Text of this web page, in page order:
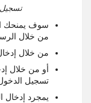
سوف يمنحك
من خلال
من خلال
أو من خلال
تسجيل
يمجرد